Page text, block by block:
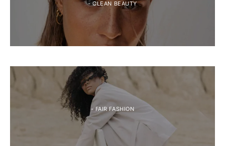
- CLEAN BEAUTY
- FAIR FASHION